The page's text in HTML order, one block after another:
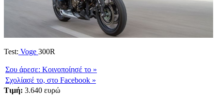
Test: Voge 300R
Σου άρεσε: Κοινοποίησέ το »
Σχολίασέ το, στο Facebook »
Tιμή: 3.640 ευρώ